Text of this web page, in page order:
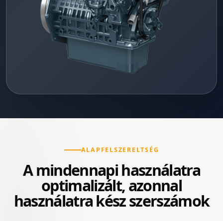
ALAPFELSZERELTSÉG
A mindennapi használatra
optimalizált, azonnal
használatra kész szerszámok